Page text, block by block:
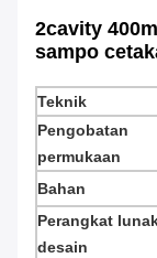
2cavity
sampo
Teknik
Pengobatan
permukaan
Bahan
Perangkat
desain